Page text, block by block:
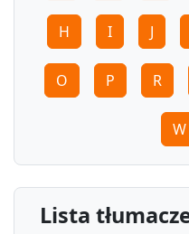
H I J
O P R
W
Lista